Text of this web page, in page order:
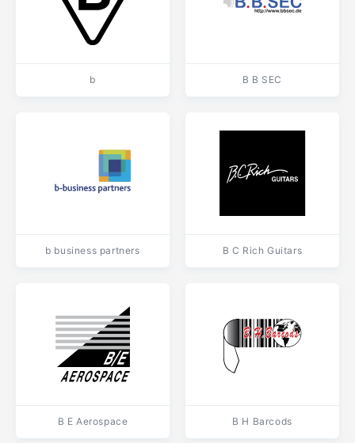
b B B SEC
b business partners B C Rich Guitars
B E Aerospace B H Barcods